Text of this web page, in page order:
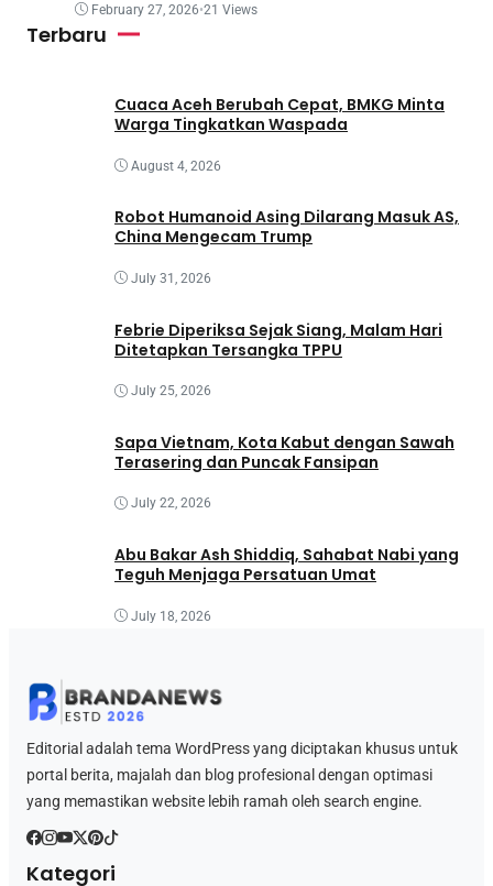
February 27, 2026•21 Views
Terbaru
Cuaca Aceh Berubah Cepat, BMKG Minta
Warga Tingkatkan Waspada
August 4, 2026
Robot Humanoid Asing Dilarang Masuk AS,
China Mengecam Trump
July 31, 2026
Febrie Diperiksa Sejak Siang, Malam Hari
Ditetapkan Tersangka TPPU
July 25, 2026
Sapa Vietnam, Kota Kabut dengan Sawah
Terasering dan Puncak Fansipan
July 22, 2026
Abu Bakar Ash Shiddiq, Sahabat Nabi yang
Teguh Menjaga Persatuan Umat
July 18, 2026
Editorial adalah tema WordPress yang diciptakan khusus untuk
portal berita, majalah dan blog profesional dengan optimasi
yang memastikan website lebih ramah oleh search engine.
Kategori